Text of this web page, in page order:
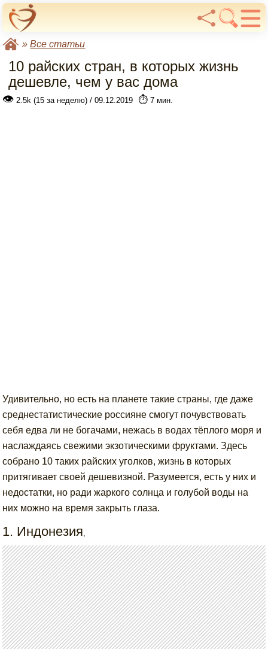
»Все статьи
10 райских стран, в которых жизнь
дешевле, чем у вас дома
👁 2.5k (15 за неделю) / 09.12.2019 ⏱️ 7 мин.
Удивительно, но есть на планете такие страны, где даже
среднестатистические россияне смогут почувствовать
себя едва ли не богачами, нежась в водах тёплого моря и
наслаждаясь свежими экзотическими фруктами. Здесь
собрано 10 таких райских уголков, жизнь в которых
притягивает своей дешевизной. Разумеется, есть у них и
недостатки, но ради жаркого солнца и голубой воды на
них можно на время закрыть глаза.
1. Индонезия,